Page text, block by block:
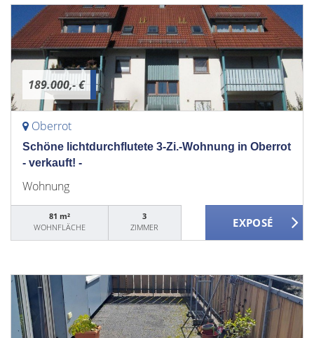
189.000,- €
Oberrot
Schöne lichtdurchflutete 3-Zi.-Wohnung in Oberrot
- verkauft! -
Wohnung
81 m²
WOHNFLÄCHE
3
ZIMMER